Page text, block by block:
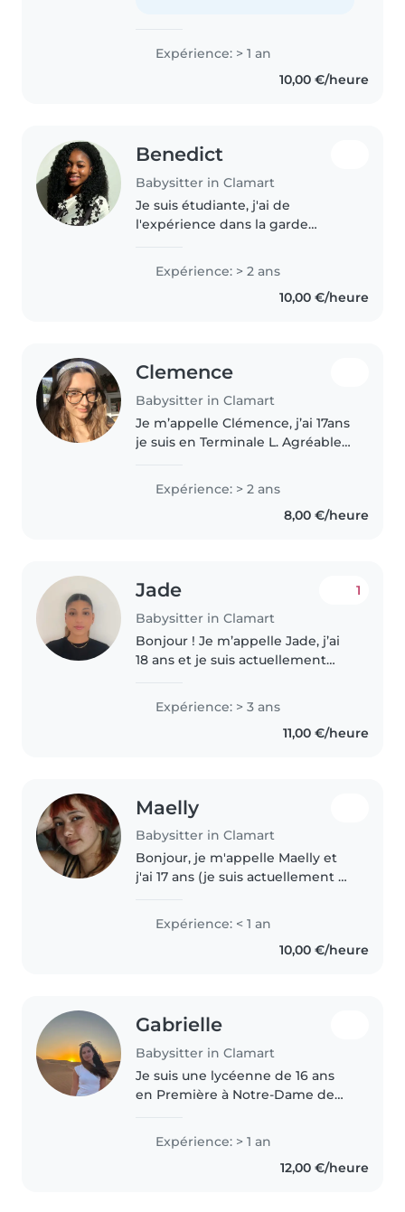
Expérience: > 1 an
10,00 €/heure
Benedict
Babysitter in Clamart
Je suis étudiante, j'ai de
l'expérience dans la garde
en formation BAFA. Je suis
sérieuse, ponctuelle et j'apprécie
beaucoup m'occuper des
Expérience: > 2 ans
10,00 €/heure
Clemence
Babysitter in Clamart
Je m’appelle Clémence, j’ai 17ans
je suis en Terminale L. Agréable
enfants et en prendre soin.
Toujours de bonne humeur pour
rendre service, je garde..
Expérience: > 2 ans
8,00 €/heure
Jade
Babysitter in Clamart
1
Bonjour ! Je m’appelle Jade, j’ai
18 ans et je suis actuellement
des centres, notamment au
centre aéré de Vannes, ce qui..
Expérience: > 3 ans
11,00 €/heure
Maelly
Babysitter in Clamart
Bonjour, je m'appelle Maelly et
j'ai 17 ans (je suis actuellement au
des plus jeunes, patiente et
responsable, je pense être
qualifiée pour garder vos..
Expérience: < 1 an
10,00 €/heure
Gabrielle
Babysitter in Clamart
Je suis une lycéenne de 16 ans
en Première à Notre-Dame de
baby-sitting régulier auprès de
deux enfants et j'accompagne
des élèves de la maternelle..
Expérience: > 1 an
12,00 €/heure